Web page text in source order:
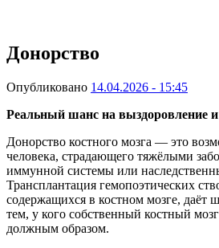
Донорство
Опубликовано 14.04.2026 - 15:45
Реальный шанс на выздоровление
Донорство костного мозга — это
человека, страдающего тяжёлыми
иммунной системы или
Трансплантация гемопоэтических
содержащихся в костном мозге, даёт
тем, у кого собственный костный
должным образом.